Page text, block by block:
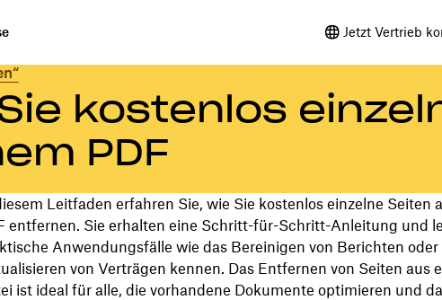
Jetzt Vertrieb
kostenlos
PDF
Leitfaden erfahren Sie, wie Sie kostenlos einzelne Seiten
entfernen. Sie erhalten eine Schritt-für-Schritt-Anleitung und
Anwendungsfälle wie das Bereinigen von Berichten oder
von Verträgen kennen. Das Entfernen von Seiten aus
ist ideal für alle, die vorhandene Dokumente optimieren und